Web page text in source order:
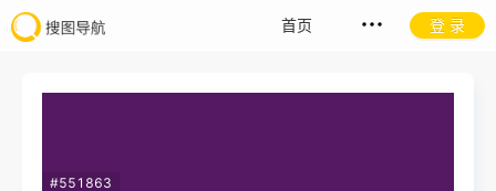
首页 登 录
#551863